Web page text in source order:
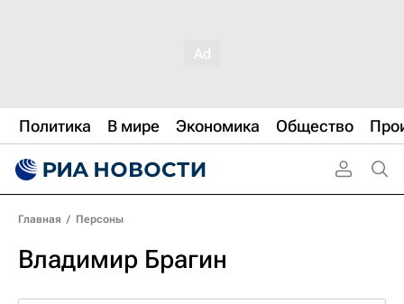
Политика В мире Экономика Общество
Главная / Персоны
Владимир Брагин